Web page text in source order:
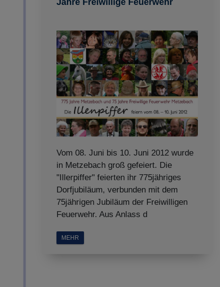
Jahre Freiwillige Feuerwehr
Vom 08. Juni bis 10. Juni 2012 wurde
in Metzebach groß gefeiert. Die
"Illerpiffer" feierten ihr 775jähriges
Dorfjubiläum, verbunden mit dem
75jährigen Jubiläum der Freiwilligen
Feuerwehr. Aus Anlass d
MEHR